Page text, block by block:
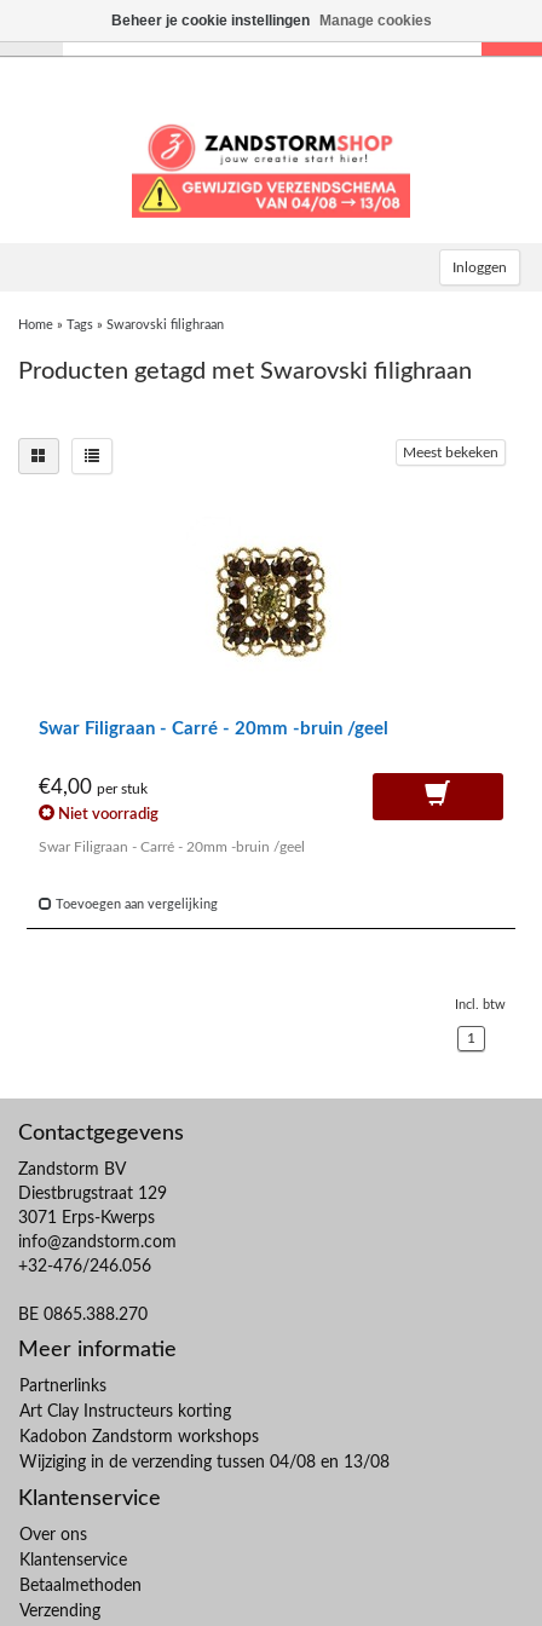
Inloggen
Home » Tags » Swarovski filighraan
Producten getagd met Swarovski filighraan
Meest bekeken
Swar Filigraan - Carré - 20mm -bruin /geel
€4,00 per stuk
Niet voorradig
Swar Filigraan - Carré - 20mm -bruin /geel
Toevoegen aan vergelijking
Incl. btw
1
Contactgegevens
Zandstorm BV
Diestbrugstraat 129
3071 Erps-Kwerps
info@zandstorm.com
+32-476/246.056
BE 0865.388.270
Meer informatie
Partnerlinks
Art Clay Instructeurs korting
Kadobon Zandstorm workshops
Wijziging in de verzending tussen 04/08 en 13/08
Klantenservice
Over ons
Klantenservice
Betaalmethoden
Verzending
Beheer je cookie instellingen Manage cookies